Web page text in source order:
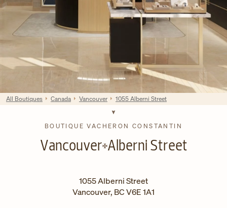
BOUTIQUE VACHERON CONSTANTIN
Vancouver Alberni Street
1055 Alberni Street
Vancouver, BCV6E 1A1
All Boutiques Canada Vancouver 1055 Alberni Street